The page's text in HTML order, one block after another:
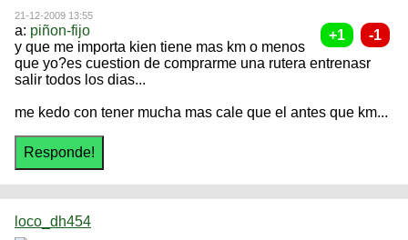
21-12-2009 13:55
a: piñon-fijo
y que me importa kien tiene mas km o menos
que yo?es cuestion de comprarme una rutera entrenasr
salir todos los dias...
me kedo con tener mucha mas cale que el antes que km...
loco_dh454